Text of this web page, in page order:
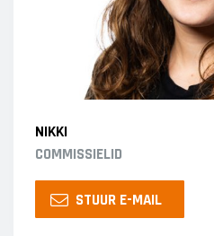
NIKKI
COMMISSIELID
STUUR E-MAIL